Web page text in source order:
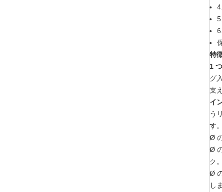
特
1
グ
支
イ
う
す。
Ø
Ø
ク。
Ø
し